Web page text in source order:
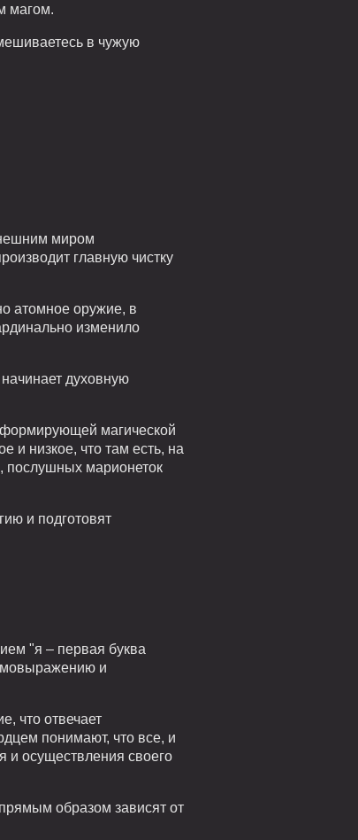
магом.
в чужую
миром
главную чистку
атомное оружие, в
изменило
духовную
магической
и низкое, что там есть, на
послушных марионеток
и подготовят
"я – первая буква
и
что отвечает
понимают, что все, и
осуществления своего
образом зависят от